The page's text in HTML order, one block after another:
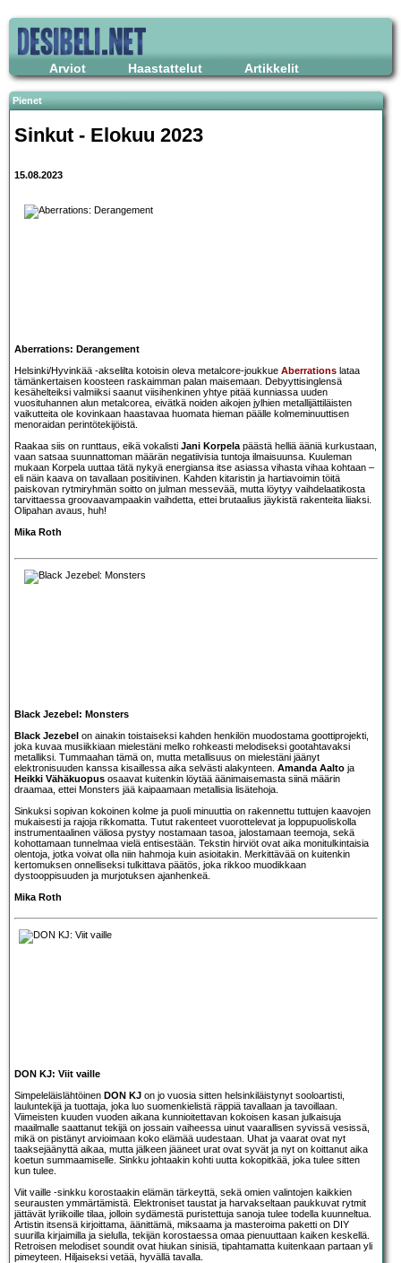
Arviot Haastattelut Artikkelit
Pienet
Sinkut - Elokuu 2023
15.08.2023
Aberrations: Derangement
Helsinki/Hyvinkää -akselilta kotoisin oleva metalcore-joukkue Aberrations lataa
tämänkertaisen koosteen raskaimman palan maisemaan. Debyyttisinglensä
kesähelteiksi valmiiksi saanut viisihenkinen yhtye pitää kunniassa uuden
vuosituhannen alun metalcorea, eivätkä noiden aikojen jylhien metallijättiläisten
vaikutteita ole kovinkaan haastavaa huomata hieman päälle kolmeminuuttisen
menoraidan perintötekijöistä.
Raakaa siis on runttaus, eikä vokalisti Jani Korpelapäästä helliä ääniä kurkustaan,
vaan satsaa suunnattoman määrän negatiivisia tuntoja ilmaisuunsa. Kuuleman
mukaan Korpela uuttaa tätä nykyä energiansa itse asiassa vihasta vihaa kohtaan –
eli näin kaava on tavallaan positiivinen. Kahden kitaristin ja hartiavoimin töitä
paiskovan rytmiryhmän soitto on julman messevää, mutta löytyy vaihdelaatikosta
tarvittaessa groovaavampaakin vaihdetta, ettei brutaalius jäykistä rakenteita liiaksi.
Olipahan avaus, huh!
Mika Roth
Black Jezebel: Monsters
Black Jezebel on ainakin toistaiseksi kahden henkilön muodostama goottiprojekti,
joka kuvaa musiikkiaan mielestäni melko rohkeasti melodiseksi gootahtavaksi
metalliksi. Tummaahan tämä on, mutta metallisuus on mielestäni jäänyt
elektronisuuden kanssa kisaillessa aika selvästi alakynteen. Amanda Aalto ja
Heikki Vähäkuopus osaavat kuitenkin löytää äänimaisemasta siinä määrin
draamaa, ettei Monsters jää kaipaamaan metallisia lisätehoja.
Sinkuksi sopivan kokoinen kolme ja puoli minuuttia on rakennettu tuttujen kaavojen
mukaisesti ja rajoja rikkomatta. Tutut rakenteet vuorottelevat ja loppupuoliskolla
instrumentaalinen väliosa pystyy nostamaan tasoa, jalostamaan teemoja, sekä
kohottamaan tunnelmaa vielä entisestään. Tekstin hirviöt ovat aika monitulkintaisia
olentoja, jotka voivat olla niin hahmoja kuin asioitakin. Merkittävää on kuitenkin
kertomuksen onnelliseksi tulkittava päätös, joka rikkoo muodikkaan
dystooppisuuden ja murjotuksen ajanhenkeä.
Mika Roth
DON KJ: Viit vaille
Simpeleläislähtöinen DON KJ on jo vuosia sitten helsinkiläistynyt sooloartisti,
lauluntekijä ja tuottaja, joka luo suomenkielistä räppiä tavallaan ja tavoillaan.
Viimeisten kuuden vuoden aikana kunnioitettavan kokoisen kasan julkaisuja
maailmalle saattanut tekijä on jossain vaiheessa uinut vaarallisen syvissä vesissä,
mikä on pistänyt arvioimaan koko elämää uudestaan. Uhat ja vaarat ovat nyt
taaksejäänyttä aikaa, mutta jälkeen jääneet urat ovat syvät ja nyt on koittanut aika
koetun summaamiselle. Sinkku johtaakin kohti uutta kokopitkää, joka tulee sitten
kun tulee.
Viit vaille -sinkku korostaakin elämän tärkeyttä, sekä omien valintojen kaikkien
seurausten ymmärtämistä. Elektroniset taustat ja harvakseltaan paukkuvat rytmit
jättävät lyriikoille tilaa, jolloin sydämestä puristettuja sanoja tulee todella kuunneltua.
Artistin itsensä kirjoittama, äänittämä, miksaama ja masteroima paketti on DIY
suurilla kirjaimilla ja sielulla, tekijän korostaessa omaa pienuuttaan kaiken keskellä.
Retroisen melodiset soundit ovat hiukan sinisiä, tipahtamatta kuitenkaan partaan yli
pimeyteen. Hiljaiseksi vetää, hyvällä tavalla.